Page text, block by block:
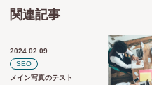
関連記事
2024.02.09
SEO
メイン写真のテスト